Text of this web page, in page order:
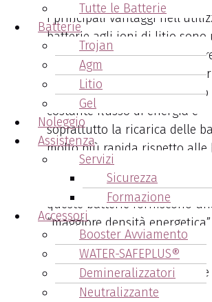
Tutte le Batterie
Batterie
Trojan
Agm
Litio
Gel
Noleggio
Assistenza
Servizi
Sicurezza
Formazione
Accessori
Booster Avviamento
WATER-SAFEPLUS®
Demineralizzatori
Neutralizzante
I principali vantaggi
batterie agli ioni di litio sono
efficienza energetica
il loro utilizzo favorisce costi
minori emissioni,
costante flusso di energia e
soprattutto la ricarica delle
molto più rapida rispetto alle
“tradizionali”.
Ma l’aspetto più importante
queste batterie forniscono
“maggiore densità
e dimensioni ridotte.
Da non sottovalutare è anche
capacità di queste batterie di